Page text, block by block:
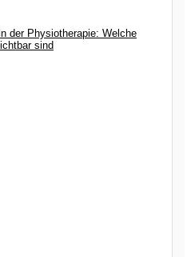
der Physiotherapie: Welche
sind